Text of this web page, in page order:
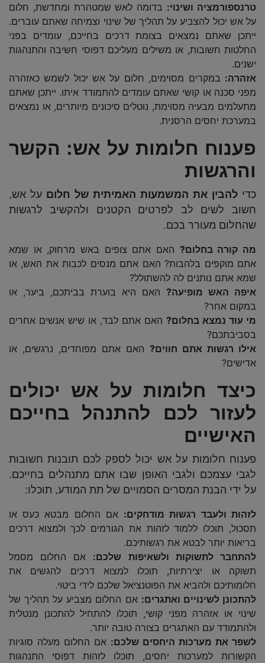
טרנספורמציה ושינוי: בדומה לאש שמטהרת ומחדשת, חלום
על אש יכול להצביע על תהליך של שינוי וצמיחה שאתם עוברים.
ייתכן שאתם נמצאים בצומת דרכים בחייכם, עומדים בפני
החלטות חשובות, או משילים מעליכם דפוסי חשיבה והתנהגות
ישנים.
אזהרה: במקרים מסוימים, חלום על אש יכול לשמש כאזהרה
מפני סכנה או קושי שאתם עומדים להתמודד איתו. ייתכן שאתם
מתעלמים מבעיה מסוימת, נוטלים סיכונים מיותרים, או נמצאים
במערכת יחסים הרסנית.
פענוח חלומות על אש: הקשר
והרגשות
כדי להבין את המשמעות האמיתית של חלום על אש,
חשוב לשים לב לפרטים הקטנים ולהקשיב לרגשות
שהחלום מעורר בכם.
מה קורה בחלום? האם אתם צופים באש מרחוק, או שמא
אתם מוקפים בלהבות? האם אתם מנסים לכבות את האש, או
שמא אתם נותנים לה להשתולל?
איפה האש מופיעה? האם היא בוערת בביתכם, ביער, או
במקום אחר?
מי עוד נמצא בחלום? האם אתם לבד, או שיש אנשים אחרים
בסביבתכם?
אילו רגשות אתם חווים? האם אתם מפוחדים, נרגשים, או
אדישים?
כיצד חלומות על אש יכולים
לעזור לכם להתנהל בחייכם
האישיים
פענוח חלומות על אש יכול לספק לכם תובנות חשובות
לגבי עצמכם ולגבי האופן שבו אתם מתנהלים בחייכם.
על ידי הבנת המסרים הסמויים של תת המודע, תוכלו:
לזהות ולעבד רגשות מודחקים: אם החלום מבטא כעס או
תסכול, תוכלו ללמוד לזהות את הגורמים לכך ולמצוא דרכים
בריאות יותר לבטא את רגשותיכם.
להתחבר לתשוקות ולשאיפות שלכם: אם החלום מסמל
תשוקה או יצירתיות, תוכלו למצוא דרכים להגשים את
חלומותיכם ולהביא את הפוטנציאל שלכם לידי ביטוי.
להתכונן לשינויים ואתגרים: אם החלום מצביע על תהליך של
שינוי או אזהרה מפני קושי, תוכלו להתחיל להתכונן מנטלית
ולהתמודד עם האתגרים בצורה טובה יותר.
לשפר את מערכות היחסים שלכם: אם החלום מעלה סוגיות
הקשורות למערכות יחסים, תוכלו לזהות דפוסי התנהגות